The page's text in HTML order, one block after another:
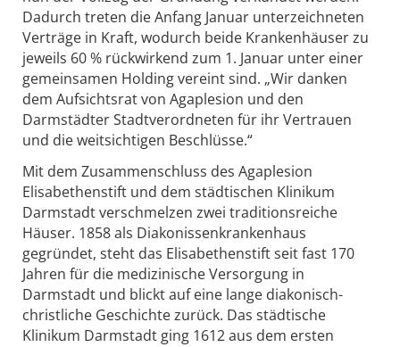
Dadurch treten die Anfang Januar unterzeichneten
Verträge in Kraft, wodurch beide Krankenhäuser zu
jeweils 60 % rückwirkend zum 1. Januar unter einer
gemeinsamen Holding vereint sind. „Wir danken
dem Aufsichtsrat von Agaplesion und den
Darmstädter Stadtverordneten für ihr Vertrauen
und die weitsichtigen Beschlüsse.“
Mit dem Zusammenschluss des Agaplesion
Elisabethenstift und dem städtischen Klinikum
Darmstadt verschmelzen zwei traditionsreiche
Häuser. 1858 als Diakonissenkrankenhaus
gegründet, steht das Elisabethenstift seit fast 170
Jahren für die medizinische Versorgung in
Darmstadt und blickt auf eine lange diakonisch-
christliche Geschichte zurück. Das städtische
Klinikum Darmstadt ging 1612 aus dem ersten